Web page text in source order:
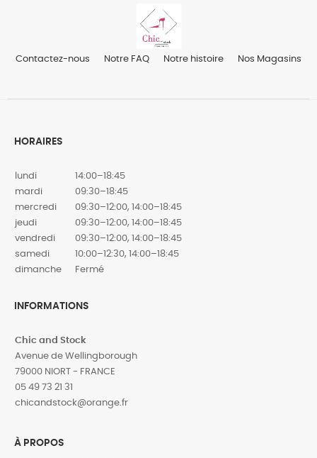
Contactez-nous Notre FAQ Notre histoire Nos Magasins
HORAIRES
lundi
14:00–18:45
mardi
09:30–18:45
mercredi
09:30–12:00, 14:00–18:45
jeudi
09:30–12:00, 14:00–18:45
vendredi
09:30–12:00, 14:00–18:45
samedi
10:00–12:30, 14:00–18:45
dimanche
Fermé
INFORMATIONS
Chic and Stock
Avenue de Wellingborough
79000 NIORT - FRANCE
05 49 73 21 31
‎chicandstock@orange.fr
À PROPOS